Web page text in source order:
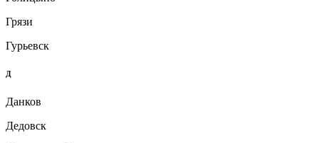
Грязи
Гурьевск
Д
Данков
Дедовск